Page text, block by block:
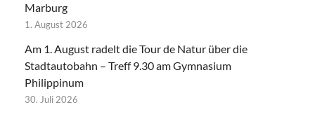
Marburg
1. August 2026
Am 1. August radelt die Tour de Natur über die
Stadtautobahn – Treff 9.30 am Gymnasium
Philippinum
30. Juli 2026